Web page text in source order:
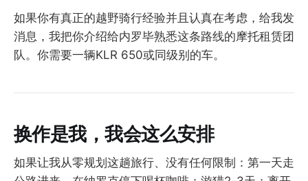
如果你有真正的越野骑行经验并且认真在考虑，给我发
消息，我把你介绍给内罗毕熟悉这条路线的摩托租赁团
队。你需要一辆KLR 650或同级别的车。
换作是我，我会这么安排
如果让我从零规划这趟旅行、没有任何限制：第一天走